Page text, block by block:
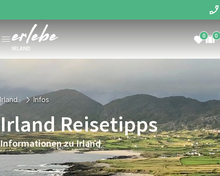
IRLAND
0 0
Irland Infos
Irland Reisetipps
Informationen zu Irland